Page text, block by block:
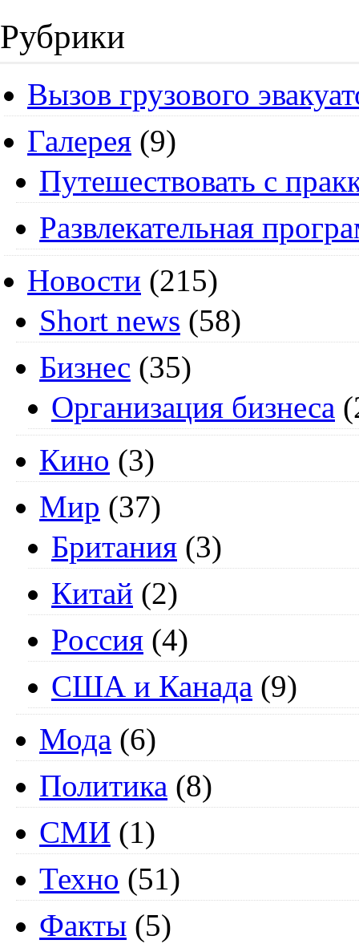
Рубрики
Вызов грузового
Галерея (9)
Путешествовать с
Развлекательная
Новости (215)
Short news (58)
Бизнес (35)
Организация бизнеса
Кино (3)
Мир (37)
Британия (3)
Китай (2)
Россия (4)
США и Канада (9)
Мода (6)
Политика (8)
СМИ (1)
Техно (51)
Факты (5)